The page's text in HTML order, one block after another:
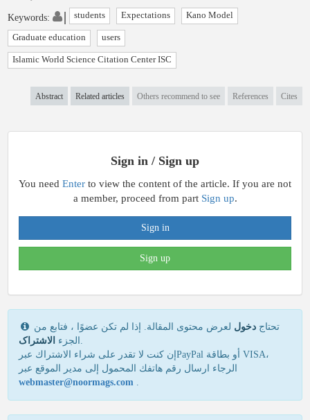
Keywords: students Expectations Kano Model
Graduate education users
Islamic World Science Citation Center ISC
Abstract Related articles Others recommend to see References Cites
Sign in / Sign up
You need Enter to view the content of the article. If you are not
a member, proceed from part Sign up.
Sign in
Sign up
تحتاج دخول لعرض محتوى المقالة. إذا لم تكن عضوًا ، فتابع من
الجزء الاشتراک
.
إن كنت لا تقدر علی شراء الاشتراك عبرPayPal أو بطاقة VISA،
الرجاء ارسال رقم هاتفك المحمول إلی مدير الموقع عبر
webmaster@noormags.com .